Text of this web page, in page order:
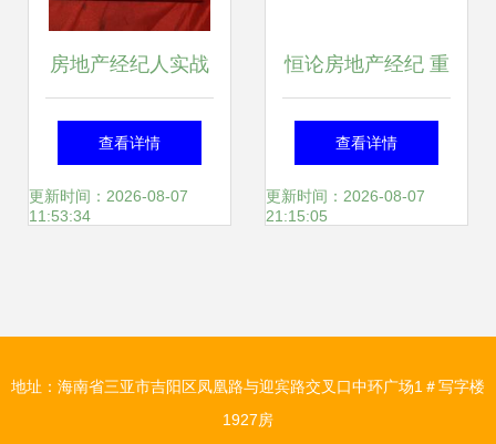
房地产经纪人实战
手册 从入门到精通
的经纪心法
查看详情
更新时间：2026-08-07
11:53:34
恒论房地产经纪 重
塑交易信任的行业
之路
查看详情
更新时间：2026-08-07
21:15:05
地址：海南省三亚市吉阳区凤凰路与迎宾路交叉口中环广场1＃写字楼
1927房